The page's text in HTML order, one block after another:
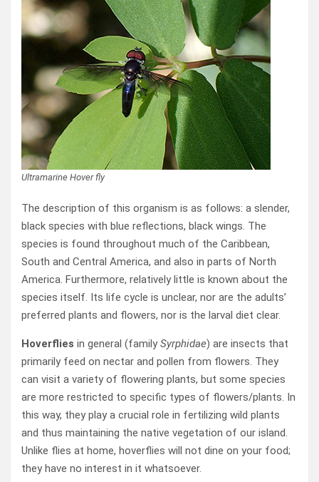
Ultramarine Hover fly
The description of this organism is as follows: a slender,
black species with blue reflections, black wings. The
species is found throughout much of the Caribbean,
South and Central America, and also in parts of North
America. Furthermore, relatively little is known about the
species itself. Its life cycle is unclear, nor are the adults’
preferred plants and flowers, nor is the larval diet clear.
Hoverflies in general (familySyrphidae) are insects that
primarily feed on nectar and pollen from flowers. They
can visit a variety of flowering plants, but some species
are more restricted to specific types of flowers/plants. In
this way, they play a crucial role in fertilizing wild plants
and thus maintaining the native vegetation of our island.
Unlike flies at home, hoverflies will not dine on your food;
they have no interest in it whatsoever.